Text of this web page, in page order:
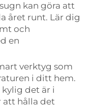
kan göra att
året runt. Lär dig
och
en
verktyg som
i ditt hem.
det är i
att hålla det